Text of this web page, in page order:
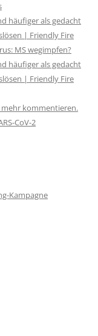
häufiger als gedacht
| Friendly Fire
MS wegimpfen?
häufiger als gedacht
| Friendly Fire
mehr kommentieren.
CoV-2
Kampagne